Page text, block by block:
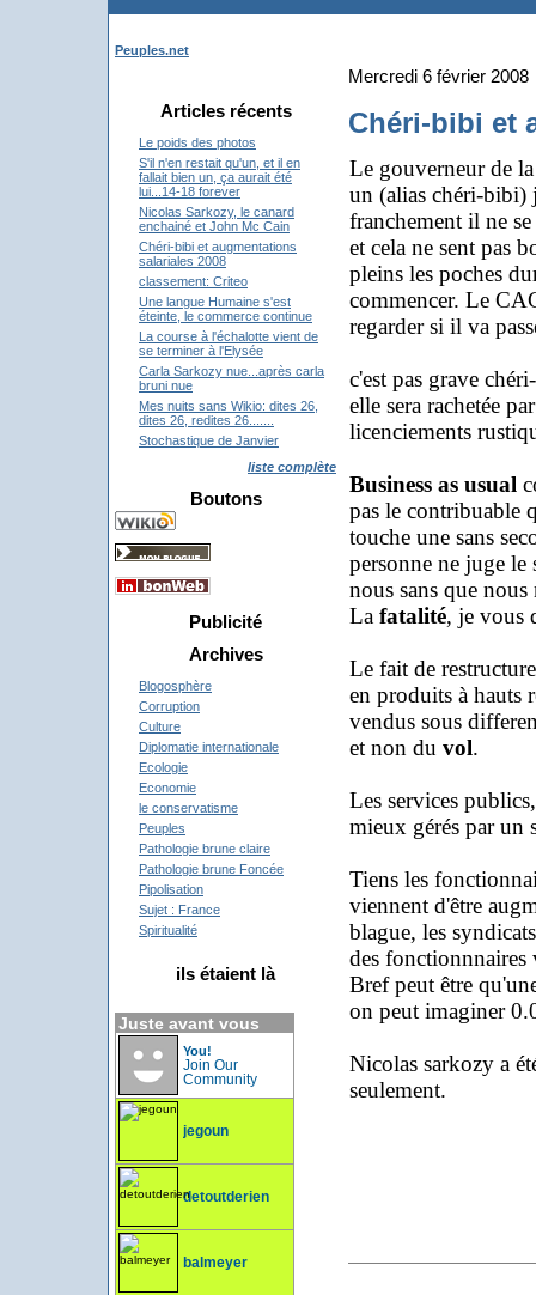
Peuples.net
Articles récents
Le poids des photos
S'il n'en restait qu'un, et il en
fallait bien un, ça aurait été
lui...14-18 forever
Nicolas Sarkozy, le canard
enchainé et John Mc Cain
Chéri-bibi et augmentations
salariales 2008
classement: Criteo
Une langue Humaine s'est
éteinte, le commerce continue
La course à l'échalotte vient de
se terminer à l'Elysée
Carla Sarkozy nue...après carla
bruni nue
Mes nuits sans Wikio: dites 26,
dites 26, redites 26.......
Stochastique de Janvier
liste complète
Boutons
Publicité
Archives
Blogosphère
Corruption
Culture
Diplomatie internationale
Ecologie
Economie
le conservatisme
Peuples
Pathologie brune claire
Pathologie brune Foncée
Pipolisation
Sujet : France
Spiritualité
ils étaient là
Juste avant vous
You!
Join Our
Community
jegoun
detoutderien
balmeyer
Mercredi 6 février 2008
Chéri-bibi et
Le gouverneur de
un (alias chéri-bibi)
franchement il ne
et cela ne sent pas
pleins les poches
commencer. Le
regarder si il va
c'est pas grave
elle sera rachetée
licenciements
Business as usual
pas le contribuable
touche une sans
personne ne juge le
nous sans que
La fatalité, je vous
Le fait de
en produits à hauts
vendus sous
et non du vol.
Les services
mieux gérés par un
Tiens les
viennent d'être
blague, les
des
Bref peut être
on peut imaginer
Nicolas sarkozy a
seulement.